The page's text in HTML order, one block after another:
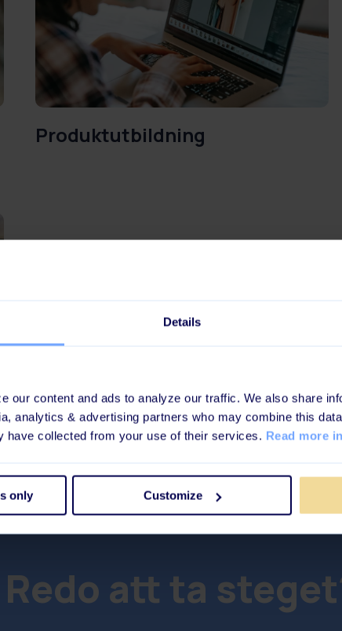
Details
our content and ads to analyze our traffic. We also share
analytics & advertising partners who may combine this
have collected from your use of their services. Read more
only Customize
Produktutbildning
Redo att ta